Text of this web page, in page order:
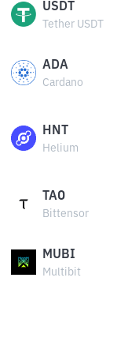
USDT
Tether USDT
ADA
Cardano
HNT
Helium
TAO
Bittensor
MUBI
Multibit